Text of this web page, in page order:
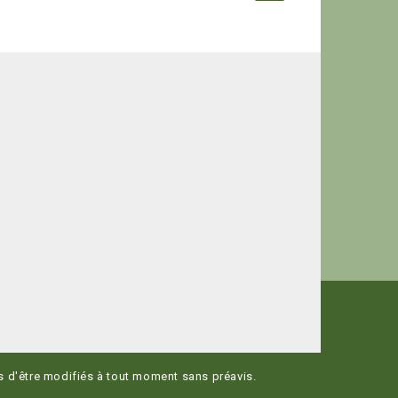
d'être modifiés à tout moment sans préavis.